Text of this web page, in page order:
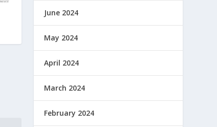
June 2024
May 2024
April 2024
March 2024
February 2024